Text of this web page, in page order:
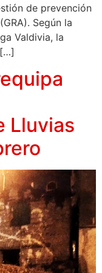
de prevención
Según la
Valdivia, la
Lluvias